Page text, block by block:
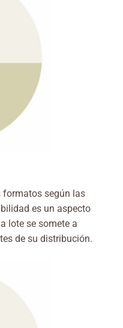
formatos según las
es un aspecto
lote se somete a
de su distribución.